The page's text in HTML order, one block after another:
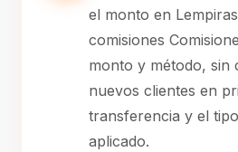
el monto en
comisiones
monto y método, sin
nuevos clientes en
transferencia y el
aplicado.